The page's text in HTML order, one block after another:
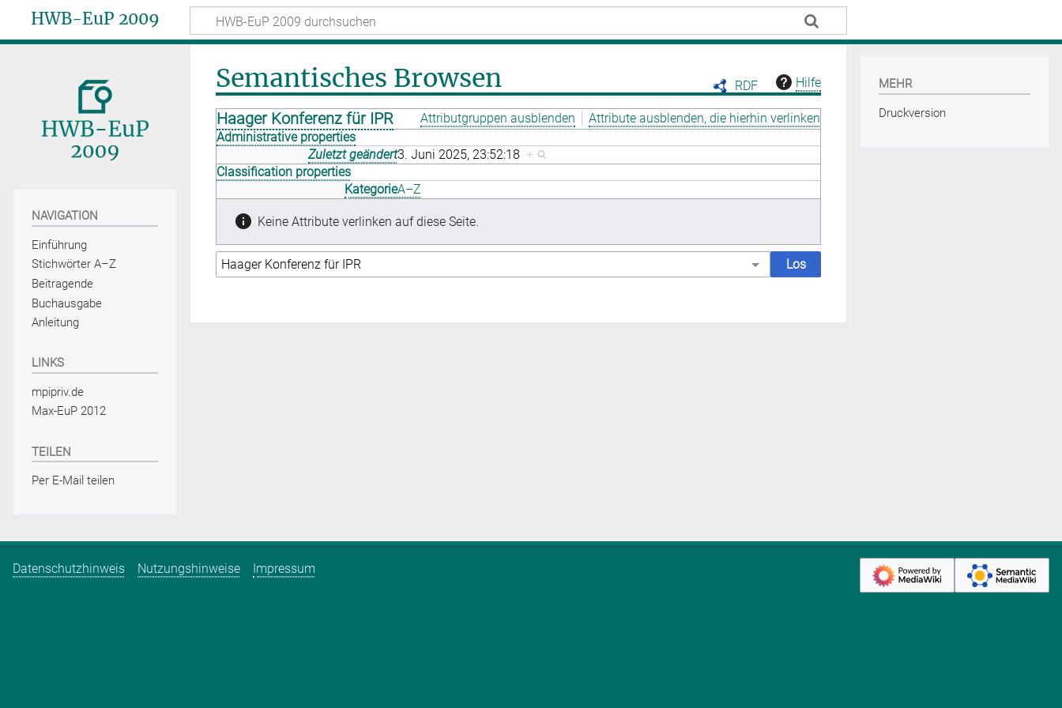
HWB-EuP 2009
RDF Hilfe
Semantisches Browsen
Haager Konferenz für IPR Attributgruppen ausblenden
Attribute ausblenden, die hierhin verlinken
Administrative properties
Zuletzt geändert3. Juni 2025, 23:52:18 +
Classification properties
KategorieA–Z
Keine Attribute verlinken auf diese Seite.
NAVIGATION
Einführung
Stichwörter A–Z
Beitragende
Buchausgabe
Anleitung
LINKS
mpipriv.de
Max-EuP 2012
TEILEN
Per E-Mail teilen
MEHR
Druckversion
Datenschutzhinweis Nutzungshinweise Impressum